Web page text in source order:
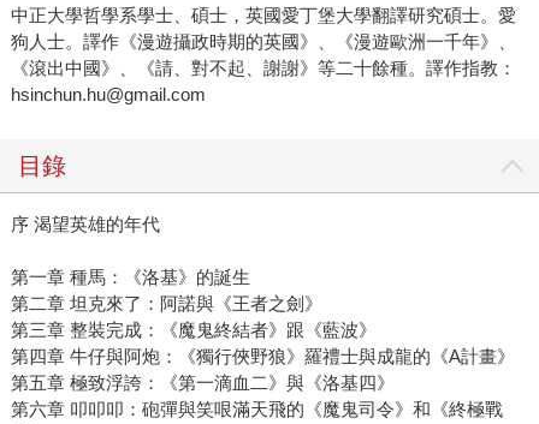
中正大學哲學系學士、碩士，英國愛丁堡大學翻譯研究碩士。愛
狗人士。譯作《漫遊攝政時期的英國》、《漫遊歐洲一千年》、
《滾出中國》、《請、對不起、謝謝》等二十餘種。譯作指教：
hsinchun.hu@gmail.com
目錄
序 渴望英雄的年代
第一章 種馬：《洛基》的誕生
第二章 坦克來了：阿諾與《王者之劍》
第三章 整裝完成：《魔鬼終結者》跟《藍波》
第四章 牛仔與阿炮：《獨行俠野狼》羅禮士與成龍的《A計畫》
第五章 極致浮誇：《第一滴血二》與《洛基四》
第六章 叩叩叩：砲彈與笑哏滿天飛的《魔鬼司令》和《終極戰